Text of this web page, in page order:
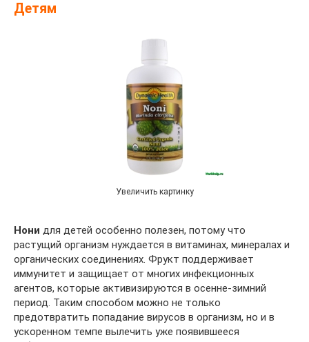
Детям
Увеличить картинку
Нони для детей особенно полезен, потому что
растущий организм нуждается в витаминах, минералах и
органических соединениях. Фрукт поддерживает
иммунитет и защищает от многих инфекционных
агентов, которые активизируются в осенне-зимний
период. Таким способом можно не только
предотвратить попадание вирусов в организм, но и в
ускоренном темпе вылечить уже появившееся